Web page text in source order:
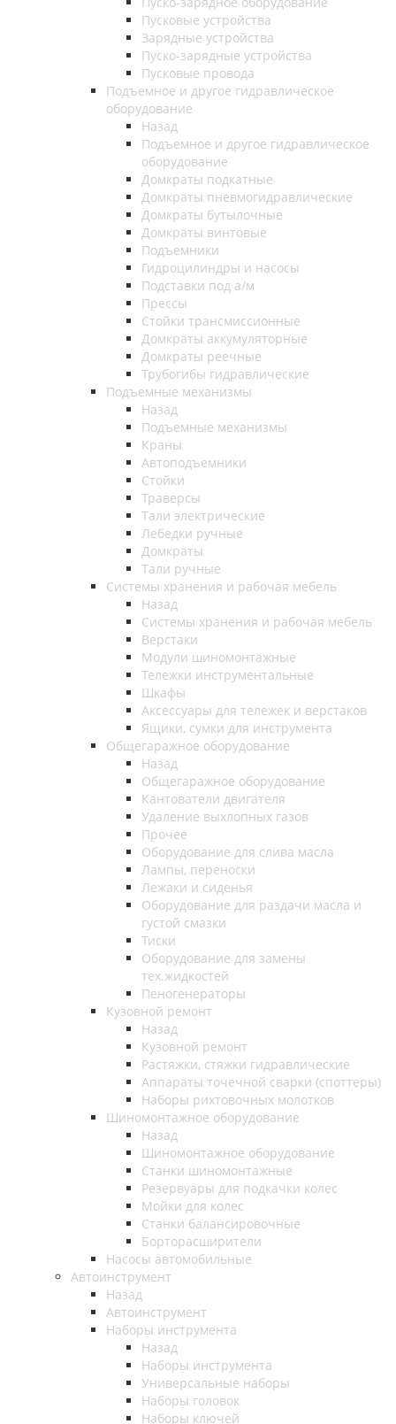
Пусковые устройства
Зарядные устройства
Пуско-зарядные устройства
Пусковые провода
Подъемное и другое гидравлическое
оборудование
Назад
Подъемное и другое гидравлическое
оборудование
Домкраты подкатные
Домкраты пневмогидравлические
Домкраты бутылочные
Домкраты винтовые
Подъемники
Гидроцилиндры и насосы
Подставки под а/м
Прессы
Стойки трансмиссионные
Домкраты аккумуляторные
Домкраты реечные
Трубогибы гидравлические
Подъемные механизмы
Назад
Подъемные механизмы
Краны
Автоподъемники
Стойки
Траверсы
Тали электрические
Лебедки ручные
Домкраты
Тали ручные
Системы хранения и рабочая мебель
Назад
Системы хранения и рабочая мебель
Верстаки
Модули шиномонтажные
Тележки инструментальные
Шкафы
Аксессуары для тележек и верстаков
Ящики, сумки для инструмента
Общегаражное оборудование
Назад
Общегаражное оборудование
Кантователи двигателя
Удаление выхлопных газов
Прочее
Оборудование для слива масла
Лампы, переноски
Лежаки и сиденья
Оборудование для раздачи масла и
густой смазки
Тиски
Оборудование для замены
тех.жидкостей
Пеногенераторы
Кузовной ремонт
Назад
Кузовной ремонт
Растяжки, стяжки гидравлические
Аппараты точечной сварки (споттеры)
Наборы рихтовочных молотков
Шиномонтажное оборудование
Назад
Шиномонтажное оборудование
Станки шиномонтажные
Резервуары для подкачки колес
Мойки для колес
Станки балансировочные
Борторасширители
Насосы автомобильные
Автоинструмент
Назад
Автоинструмент
Наборы инструмента
Назад
Наборы инструмента
Универсальные наборы
Наборы головок
Наборы ключей